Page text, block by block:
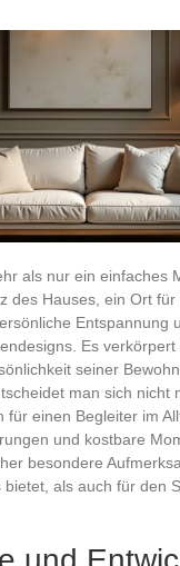
als nur ein einfaches
des Hauses, ein Ort für
Entspannung
Es
seiner
man sich nicht
für einen Begleiter im
und kostbare
besondere
als auch für den